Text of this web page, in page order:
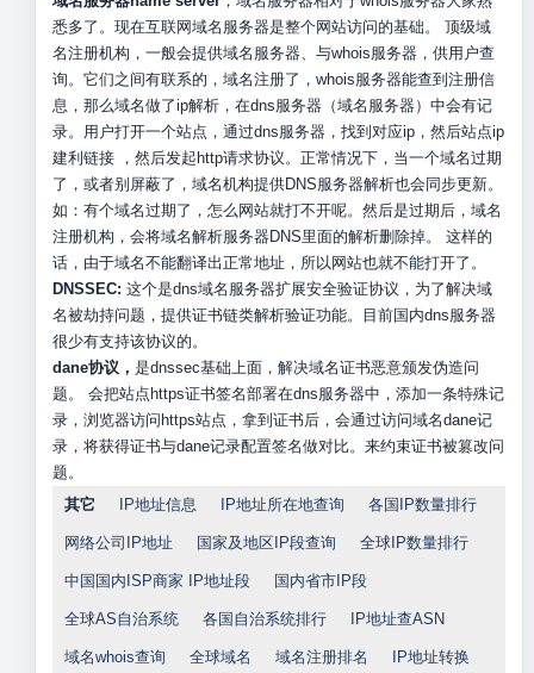
悉多了。现在互联网域名服务器是整个网站访问的基础。 顶级域
名注册机构，一般会提供域名服务器、与whois服务器，供用户查
询。它们之间有联系的，域名注册了，whois服务器能查到注册信
息，那么域名做了ip解析，在dns服务器（域名服务器）中会有记
录。用户打开一个站点，通过dns服务器，找到对应ip，然后站点ip
建利链接 ，然后发起http请求协议。正常情况下，当一个域名过期
了，或者别屏蔽了，域名机构提供DNS服务器解析也会同步更新。
如：有个域名过期了，怎么网站就打不开呢。然后是过期后，域名
注册机构，会将域名解析服务器DNS里面的解析删除掉。 这样的
话，由于域名不能翻译出正常地址，所以网站也就不能打开了。
DNSSEC: 这个是dns域名服务器扩展安全验证协议，为了解决域
名被劫持问题，提供证书链类解析验证功能。目前国内dns服务器
很少有支持该协议的。
dane协议， 是dnssec基础上面，解决域名证书恶意颁发伪造问
题。 会把站点https证书签名部署在dns服务器中，添加一条特殊记
录，浏览器访问https站点，拿到证书后，会通过访问域名dane记
录，将获得证书与dane记录配置签名做对比。来约束证书被篡改问
题。
其它
IP地址信息 IP地址所在地查询 各国IP数量排行
网络公司IP地址 国家及地区IP段查询 全球IP数量排行
中国国内ISP商家 IP地址段 国内省市IP段
全球AS自治系统 各国自治系统排行 IP地址查ASN
域名whois查询 全球域名 域名注册排名 IP地址转换